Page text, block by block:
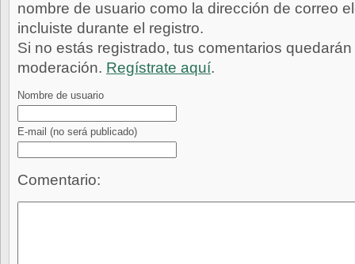
nombre de usuario como la dirección de correo
incluiste durante el registro.
Si no estás registrado, tus comentarios
moderación. Regístrate aquí.
Nombre de usuario
E-mail (no será publicado)
Comentario: